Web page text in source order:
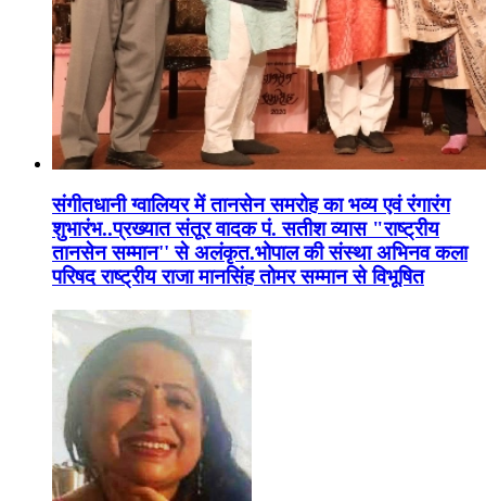
संगीतधानी ग्वालियर में तानसेन समरोह का भव्य एवं रंगारंग
शुभारंभ..प्रख्यात संतूर वादक पं. सतीश व्यास "राष्ट्रीय
तानसेन सम्मान'' से अलंकृत.भोपाल की संस्था अभिनव कला
परिषद राष्ट्रीय राजा मानसिंह तोमर सम्मान से विभूषित